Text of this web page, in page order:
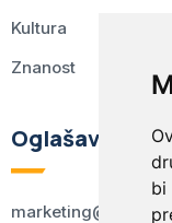
bi
Kultura
Znanost
Oglašavanje